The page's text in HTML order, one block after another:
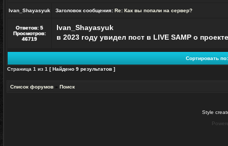
Ivan_Shayasyuk Заголовок сообщения: Re: Как вы попали на сервер?
Ответов: 5
Просмотров:
46719
Ivan_Shayasyuk
в 2023 году увидел пост в LIVE SAMP о
Сортировать
Страница 1 из 1 [ Найдено 9 результатов ]
Список форумов » Поиск
Style